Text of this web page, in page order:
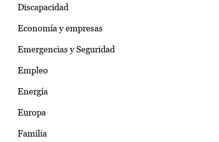
Discapacidad
Economía y empresas
Emergencias y Seguridad
Empleo
Energía
Europa
Familia